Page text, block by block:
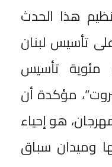
هذا الحدث
100 عام على تأسيس لبنان
مئوية تأسيس
مؤكدة أن
هو إحياء
وميدان سباق